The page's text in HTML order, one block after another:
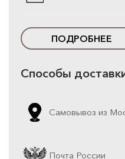
ПОДРОБНЕЕ
Способы
Самовывоз из
Почта России